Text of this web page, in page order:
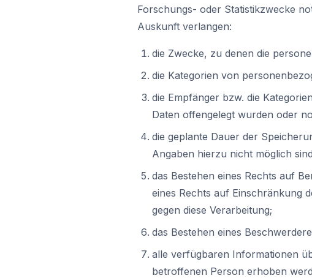
Forschungs- oder Statistikzwecke
Auskunft verlangen:
die Zwecke, zu denen die
die Kategorien von
die Empfänger bzw. die
Daten offengelegt wurden oder
die geplante Dauer der
Angaben hierzu nicht möglich
das Bestehen eines Rechts auf
eines Rechts auf Einschränkung
gegen diese Verarbeitung;
das Bestehen eines
alle verfügbaren Informationen
betroffenen Person erhoben